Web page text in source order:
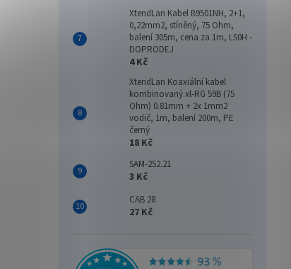
XtendLan Kabel B9501NH, 2+1,
0,22mm2, stíněný, 75 Ohm,
balení 305m, cena za 1m, LS0H -
DOPRODEJ
4 Kč
XtendLan Koaxiální kabel
kombinovaný xl-RG 59B (75
Ohm) 0.81mm + 2x 1mm2
vodič, 1m, balení 200m, PE
černý
18 Kč
SAM-252.21
3 Kč
CAB 28
27 Kč